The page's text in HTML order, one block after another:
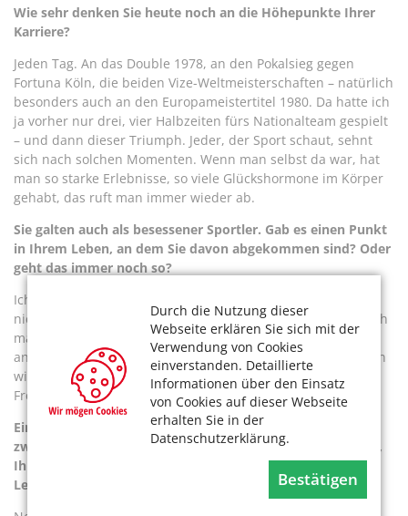
Durch die Nutzung dieser
Webseite erklären Sie sich mit der
Verwendung von Cookies
einverstanden. Detaillierte
Informationen über den Einsatz
von Cookies auf dieser Webseite
erhalten Sie in der
Datenschutzerklärung.
Bestätigen
Wie sehr denken Sie heute noch an die Höhepunkte Ihrer
Karriere?
Jeden Tag. An das Double 1978, an den Pokalsieg gegen
Fortuna Köln, die beiden Vize-Weltmeisterschaften – natürlich
besonders auch an den Europameistertitel 1980. Da hatte ich
ja vorher nur drei, vier Halbzeiten fürs Nationalteam gespielt
– und dann dieser Triumph. Jeder, der Sport schaut, sehnt
sich nach solchen Momenten. Wenn man selbst da war, hat
man so starke Erlebnisse, so viele Glückshormone im Körper
gehabt, das ruft man immer wieder ab.
Sie galten auch als besessener Sportler. Gab es einen Punkt
in Ihrem Leben, an dem Sie davon abgekommen sind? Oder
geht das immer noch so?
Ich weiß, dass es immer noch so ist. Nennen wir es doch
nicht Besessenheit, sondern Leidenschaft, dann passt es. Ich
mache Dinge weiterhin leidenschaftlich, wenn ich sie
anpacke – etwa das Rasenmähen. Der Rasen muss aussehen
wie ein Fußballplatz mit Schachbrettmuster. Das macht mir
Freude.
Eine Ihrer Leidenschaften ist der FC. Allerdings haben Sie
zwei Brüche erlebt: Ihre Spielerkarriere endete schlagartig,
Ihre Vorstandsarbeit endete in einer Krise. Hat das die
Leidenschaft beeinträchtigt?